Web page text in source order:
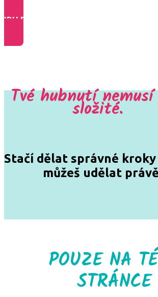
JDU DO TOHO >>
Tvé hubnutí
složité.
Stačí dělat správné
můžeš udělat
POUZE NA
STRÁNCE